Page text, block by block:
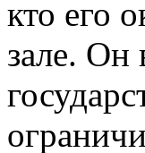
кто его
зале. Он